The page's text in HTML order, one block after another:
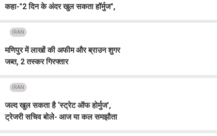
कहा-"2 दिन के अंदर खुल सकता हॉर्मुज",
IRAN
मणिपुर में लाखों की अफीम और ब्राउन शुगर
जब्त, 2 तस्कर गिरफ्तार
IRAN
जल्द खुल सकता है ‘स्ट्रेट ऑफ होर्मुज’,
ट्रेजरी सचिव बोले- आज या कल समझौता